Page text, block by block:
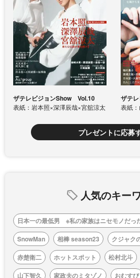
ザテレビジョンShow Vol.10
表紙：岩本照×深澤辰哉×宮舘涼太
ザテ
表紙
プレゼントに応募
人気のキー
日本一の最低男 ※私の家族はニセモノだっ
SnowMan
相棒 season23
クジャク
赤楚衛二
ホットスポット 松村北斗
山下智久
家政夫のミタゾノ おむすび